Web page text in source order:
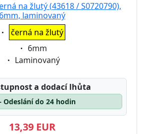
na žlutý (43618 / S0720790),
6mm, laminovaný
Eigenschaft:
černá na žlutý
Eigenschaft:
6mm
Eigenschaft:
Laminovaný
a dodací lhůta
Odeslání do 24 hodin
13,39 EUR